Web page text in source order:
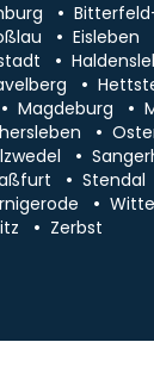
Eisleben
Magdeburg
Stendal
Zerbst